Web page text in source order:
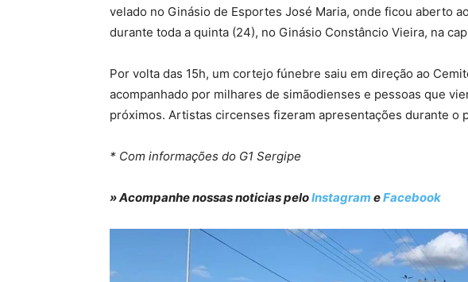
velado no Ginásio de Esportes José Maria, onde ficou aberto
durante toda a quinta (24), no Ginásio Constâncio Vieira, na
Por volta das 15h, um cortejo fúnebre saiu em direção ao
acompanhado por milhares de simãodienses e pessoas que
próximos. Artistas circenses fizeram apresentações durante o
* Com informações do G1 Sergipe
» Acompanhe nossas noticias peloInstagram eFacebook